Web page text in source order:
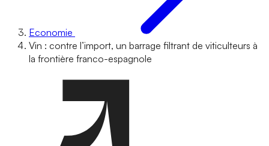
Economie
Vin : contre l’import, un barrage filtrant de viticulteurs à
la frontière franco-espagnole